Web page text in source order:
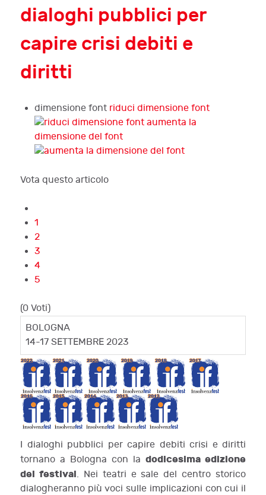
dialoghi pubblici per
capire crisi debiti e
diritti
dimensione font riduci dimensione font
aumenta la
dimensione del font
Vota questo articolo
1
2
3
4
5
(0 Voti)
BOLOGNA
14-17 SETTEMBRE 2023
I dialoghi pubblici per capire debiti crisi e diritti
tornano a Bologna con la dodicesima edizione
del festival. Nei teatri e sale del centro storico
dialogheranno più voci sulle implicazioni con cui il